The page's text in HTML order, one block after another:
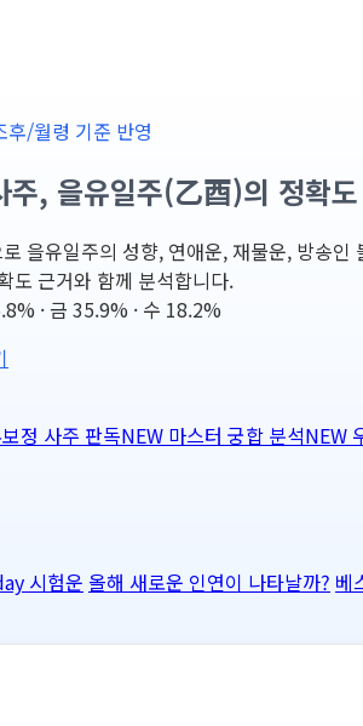
정 사주 판독NEW 마스터 궁합 분석NEW
시험운 올해 새로운 인연이 나타날까? 베
/월령 기준 반영
주, 을유일주(乙酉)의 정확
을유일주의 성향, 연애운, 재물운, 방송인
도 근거와 함께 분석합니다.
· 금 35.9% · 수 18.2%